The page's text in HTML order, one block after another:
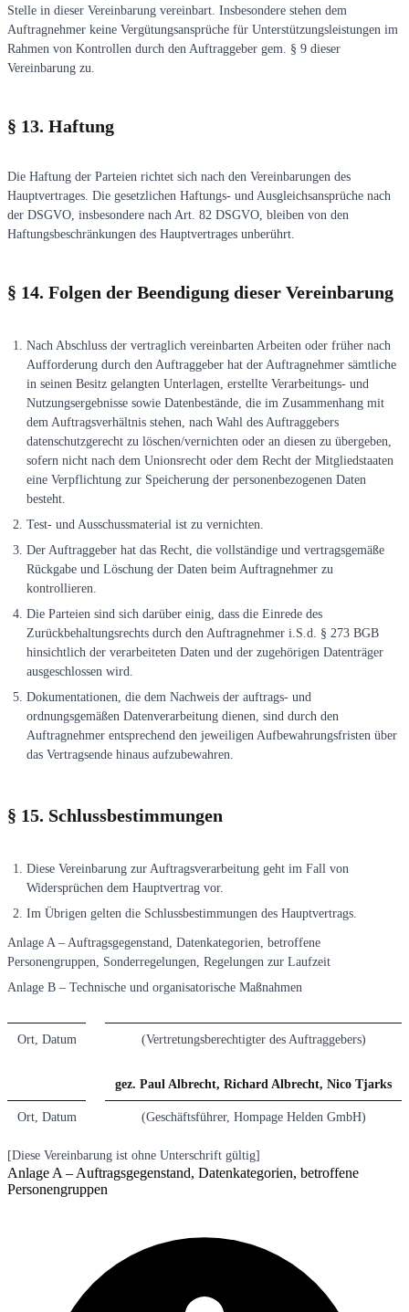
Stelle in dieser Vereinbarung vereinbart. Insbesondere stehen dem
Auftragnehmer keine Vergütungsansprüche für Unterstützungsleistungen im
Rahmen von Kontrollen durch den Auftraggeber gem. ‎§ 9 dieser
Vereinbarung zu.
§ 13. Haftung
Die Haftung der Parteien richtet sich nach den Vereinbarungen des
Hauptvertrages. Die gesetzlichen Haftungs- und Ausgleichsansprüche nach
der DSGVO, insbesondere nach Art. 82 DSGVO, bleiben von den
Haftungsbeschränkungen des Hauptvertrages unberührt.
§ 14. Folgen der Beendigung dieser Vereinbarung
Nach Abschluss der vertraglich vereinbarten Arbeiten oder früher nach
Aufforderung durch den Auftraggeber hat der Auftragnehmer sämtliche
in seinen Besitz gelangten Unterlagen, erstellte Verarbeitungs- und
Nutzungsergebnisse sowie Datenbestände, die im Zusammenhang mit
dem Auftragsverhältnis stehen, nach Wahl des Auftraggebers
datenschutzgerecht zu löschen/vernichten oder an diesen zu übergeben,
sofern nicht nach dem Unionsrecht oder dem Recht der Mitgliedstaaten
eine Verpflichtung zur Speicherung der personenbezogenen Daten
besteht.
Test- und Ausschussmaterial ist zu vernichten.
Der Auftraggeber hat das Recht, die vollständige und vertragsgemäße
Rückgabe und Löschung der Daten beim Auftragnehmer zu
kontrollieren.
Die Parteien sind sich darüber einig, dass die Einrede des
Zurückbehaltungsrechts durch den Auftragnehmer i.S.d. § 273 BGB
hinsichtlich der verarbeiteten Daten und der zugehörigen Datenträger
ausgeschlossen wird.
Dokumentationen, die dem Nachweis der auftrags- und
ordnungsgemäßen Datenverarbeitung dienen, sind durch den
Auftragnehmer entsprechend den jeweiligen Aufbewahrungsfristen über
das Vertragsende hinaus aufzubewahren.
§ 15. Schlussbestimmungen
Diese Vereinbarung zur Auftragsverarbeitung geht im Fall von
Widersprüchen dem Hauptvertrag vor.
Im Übrigen gelten die Schlussbestimmungen des Hauptvertrags.
Anlage A – Auftragsgegenstand, Datenkategorien, betroffene
Personengruppen, Sonderregelungen, Regelungen zur Laufzeit
Anlage B – Technische und organisatorische Maßnahmen
Ort, Datum (Vertretungsberechtigter des Auftraggebers)
gez. Paul Albrecht, Richard Albrecht, Nico Tjarks
Ort, Datum (Geschäftsführer, Hompage Helden GmbH)
[Diese Vereinbarung ist ohne Unterschrift gültig]
Anlage A – Auftragsgegenstand, Datenkategorien, betroffene
Personengruppen